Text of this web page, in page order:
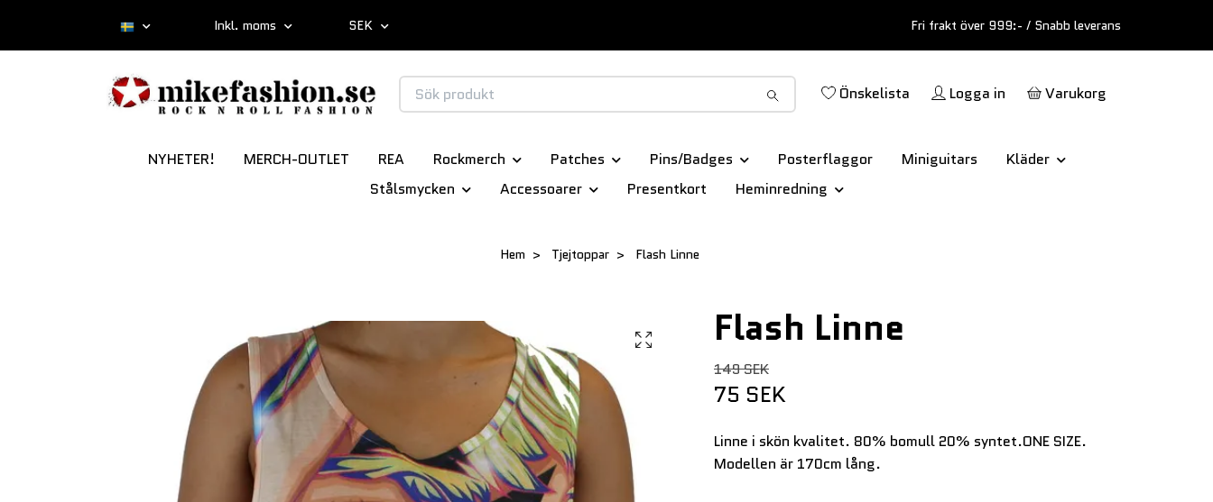
Inkl. moms SEK Fri frakt över 999:- / Snabb leverans
Önskelista Logga in Varukorg
NYHETER! MERCH-OUTLET REA Rockmerch Patches Pins/Badges Posterflaggor Miniguitars
Kläder
Stålsmycken
Accessoarer Presentkort Heminredning
Hem Tjejtoppar Flash Linne
Flash Linne
149 SEK
75 SEK
Linne i skön kvalitet. 80% bomull 20% syntet.ONE SIZE.
Modellen är 170cm lång.